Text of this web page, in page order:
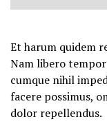
Et harum quidem
Nam libero
cumque nihil
facere possimus,
dolor repellendus.